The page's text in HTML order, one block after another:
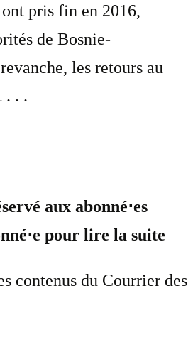
pris fin en 2016,
de Bosnie-
les retours au
. . .
aux abonné⋅es
pour lire la suite
contenus du Courrier des